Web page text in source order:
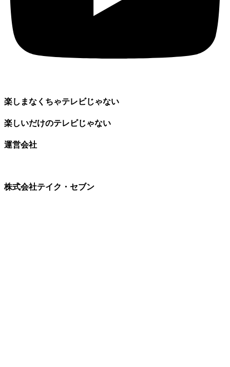
楽しまなくちゃテレビじゃない
楽しいだけのテレビじゃない
運営会社
株式会社テイク・セブン